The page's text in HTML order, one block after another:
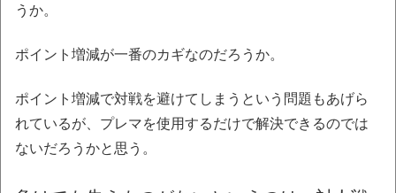
うか。
ポイント増減が一番のカギなのだろうか。
ポイント増減で対戦を避けてしまうという問題もあげら
れているが、プレマを使用するだけで解決できるのでは
ないだろうかと思う。